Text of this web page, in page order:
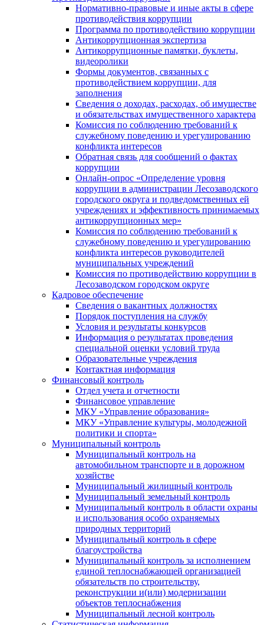
Нормативно-правовые и иные акты в сфере
противодействия коррупции
Программа по противодействию коррупции
Антикоррупционная экспертиза
Антикоррупционные памятки, буклеты,
видеоролики
Формы документов, связанных с
противодействием коррупции, для
заполнения
Сведения о доходах, расходах, об имуществе
и обязательствах имущественного характера
Комиссия по соблюдению требований к
служебному поведению и урегулированию
конфликта интересов
Обратная связь для сообщений о фактах
коррупции
Онлайн-опрос «Определение уровня
коррупции в администрации Лесозаводского
городского округа и подведомственных ей
учреждениях и эффективность принимаемых
антикоррупционных мер»
Комиссия по соблюдению требований к
служебному поведению и урегулированию
конфликта интересов руководителей
муниципальных учреждений
Комиссия по противодействию коррупции в
Лесозаводском городском округе
Кадровое обеспечение
Сведения о вакантных должностях
Порядок поступления на службу
Условия и результаты конкурсов
Информация о результатах проведения
специальной оценки условий труда
Образовательные учреждения
Контактная информация
Финансовый контроль
Отдел учета и отчетности
Финансовое управление
МКУ «Управление образования»
МКУ «Управление культуры, молодежной
политики и спорта»
Муниципальный контроль
Муниципальный контроль на
автомобильном транспорте и в дорожном
хозяйстве
Муниципальный жилищный контроль
Муниципальный земельный контроль
Муниципальный контроль в области охраны
и использования особо охраняемых
природных территорий
Муниципальный контроль в сфере
благоустройства
Муниципальный контроль за исполнением
единой теплоснабжающей организацией
обязательств по строительству,
реконструкции и(или) модернизации
объектов теплоснабжения
Муниципальный лесной контроль